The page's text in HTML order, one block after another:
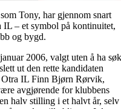
Tony, har gjennom snart
– et symbol på kontinuitet,
og bygd.
2006, valgt uten å ha
ut den rette kandidaten
Otra IL Finn Bjørn Rørvik,
avgjørende for klubbens
halv stilling i et halvt år, selv